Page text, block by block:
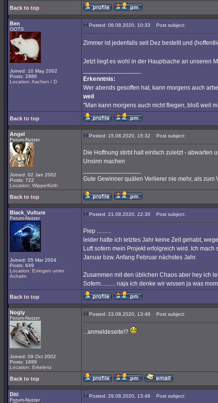
Back to top
Ben
OOTS
Joined: 10 May 2002
Posts: 2886
Location: Aachen / D
Posted: 08.08.2020, 10:33 Post subject:
Zimmer ist jedenfalls seit Dez bestellt und
Jetzt liegt es wohl in der Hauptsache an unseren
Erkenntnis:
Wer abends gesoffen hat, kann morgens auch
weil
"Man kann morgens auch nicht fliegen, bloß weil
Back to top
Angel
Forum-Nutzer
Joined: 02 Jan 2002
Posts: 722
Location: Wipperfürth
Posted: 15.08.2020, 15:32 Post subject:
Die Hoffnung stirbt halt einfach zuletzt - abwarten
Unsinn machen
Gute Gewinner quälen Verlierer nie mehr, als zum
Back to top
Black_Vulture
Forum-Nutzer
Joined: 05 Mar 2004
Posts: 649
Location: Eningen unter
Achalm
Posted: 21.08.2020, 22:30 Post subject:
Piep ..........
leider hatte ich letztes Jahr keine Zeit gehabt,
Luft sofern mein Projekt erfolgreich wird. Ich
Januar bzw. Anfang Februar nächstes Jahr.
Zusammen mit den üblichen Chaos aber hey ich
Sofern.......... naja ich denke wir wissen ja was
Back to top
Nogly
Forum-Nutzer
Joined: 09 Oct 2002
Posts: 1689
Location: Erkelenz
Posted: 23.08.2020, 13:48 Post subject:
...anmeldeseite!?
Back to top
Diti
Forum-Nutzer
Posted: 29.08.2020, 13:48 Post subject: